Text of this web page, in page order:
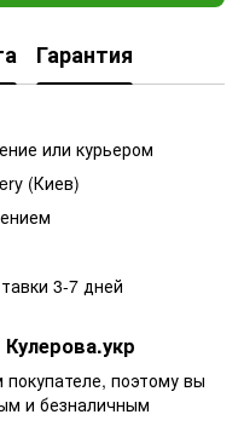
Гарантия
или курьером
(Киев)
3-7 дней
поэтому вы
и безналичным